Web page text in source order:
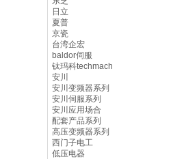
日立
夏普
京瓷
台湾企宏
baldor伺服
钛玛科techmach
安川
安川变频器系列
安川伺服系列
安川应用场合
配套产品系列
高压变频器系列
西门子电工
低压电器